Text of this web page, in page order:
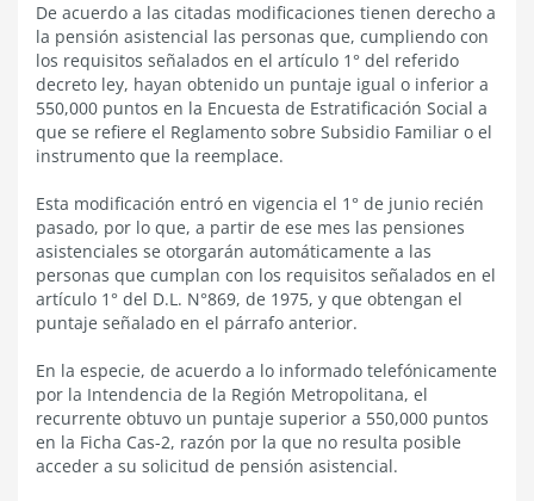
De acuerdo a las citadas modificaciones tienen derecho a
la pensión asistencial las personas que, cumpliendo con
los requisitos señalados en el artículo 1° del referido
decreto ley, hayan obtenido un puntaje igual o inferior a
550,000 puntos en la Encuesta de Estratificación Social a
que se refiere el Reglamento sobre Subsidio Familiar o el
instrumento que la reemplace.
Esta modificación entró en vigencia el 1° de junio recién
pasado, por lo que, a partir de ese mes las pensiones
asistenciales se otorgarán automáticamente a las
personas que cumplan con los requisitos señalados en el
artículo 1° del D.L. N°869, de 1975, y que obtengan el
puntaje señalado en el párrafo anterior.
En la especie, de acuerdo a lo informado telefónicamente
por la Intendencia de la Región Metropolitana, el
recurrente obtuvo un puntaje superior a 550,000 puntos
en la Ficha Cas-2, razón por la que no resulta posible
acceder a su solicitud de pensión asistencial.